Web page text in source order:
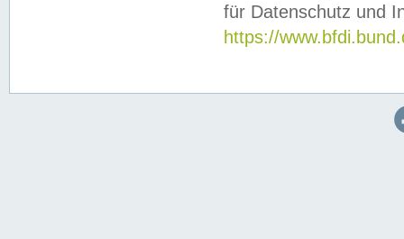
für Datenschutz und
https://